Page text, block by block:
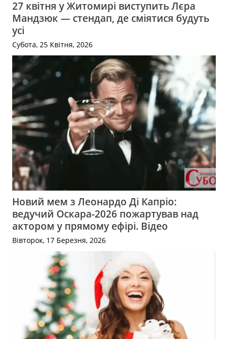
27 квітня у Житомирі виступить Лєра
Мандзюк — стендап, де сміятися будуть
усі
Субота, 25 Квітня, 2026
Новий мем з Леонардо Ді Капріо:
ведучий Оскара-2026 пожартував над
актором у прямому ефірі. Відео
Вівторок, 17 Березня, 2026